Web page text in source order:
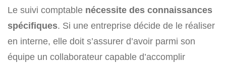
Le suivi comptable nécessite des connaissances
spécifiques. Si une entreprise décide de le réaliser
en interne, elle doit s’assurer d’avoir parmi son
équipe un collaborateur capable d’accomplir